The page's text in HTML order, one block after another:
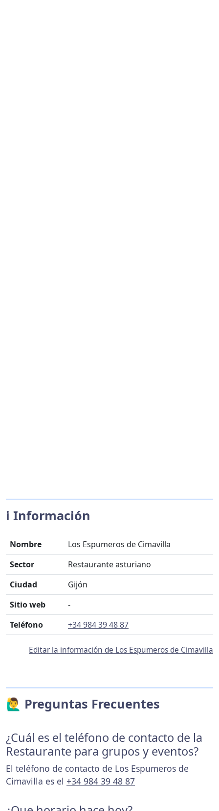
ℹ️ Información
Nombre
Los Espumeros de Cimavilla
Sector
Restaurante asturiano
Ciudad
Gijón
Sitio web
-
Teléfono
+34 984 39 48 87
Editar la información de Los Espumeros de Cimavilla
🙋‍♂️ Preguntas Frecuentes
¿Cuál es el teléfono de contacto de la
Restaurante para grupos y eventos?
El teléfono de contacto de Los Espumeros de
Cimavilla es el +34 984 39 48 87